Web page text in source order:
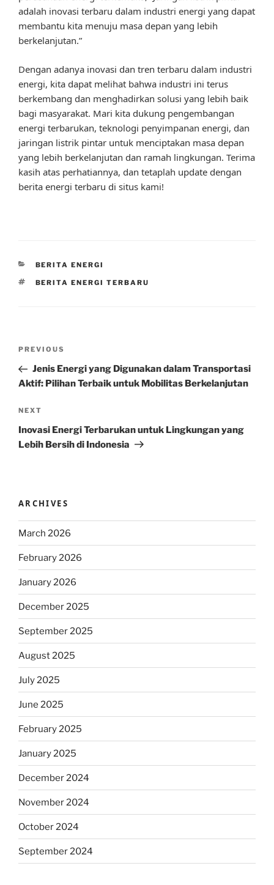
adalah inovasi terbaru dalam industri energi yang dapat
membantu kita menuju masa depan yang lebih
berkelanjutan.”
Dengan adanya inovasi dan tren terbaru dalam industri
energi, kita dapat melihat bahwa industri ini terus
berkembang dan menghadirkan solusi yang lebih baik
bagi masyarakat. Mari kita dukung pengembangan
energi terbarukan, teknologi penyimpanan energi, dan
jaringan listrik pintar untuk menciptakan masa depan
yang lebih berkelanjutan dan ramah lingkungan. Terima
kasih atas perhatiannya, dan tetaplah update dengan
berita energi terbaru di situs kami!
CATEGORIES
BERITA ENERGI
TAGS
BERITA ENERGI TERBARU
Previous
Post
PREVIOUS
Jenis Energi yang Digunakan dalam Transportasi
Aktif: Pilihan Terbaik untuk Mobilitas Berkelanjutan
Next
Post
NEXT
Inovasi Energi Terbarukan untuk Lingkungan yang
Lebih Bersih di Indonesia
ARCHIVES
March 2026
February 2026
January 2026
December 2025
September 2025
August 2025
July 2025
June 2025
February 2025
January 2025
December 2024
November 2024
October 2024
September 2024